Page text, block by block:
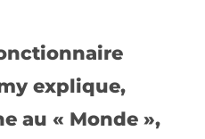
explique,
au « Monde »,